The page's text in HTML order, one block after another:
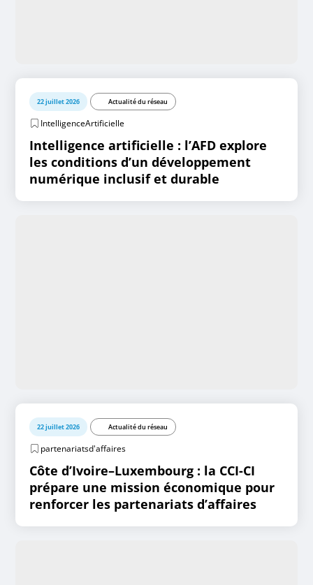
22 juillet 2026 Actualité du réseau
IntelligenceArtificielle
Intelligence artificielle : l’AFD explore
les conditions d’un développement
numérique inclusif et durable
22 juillet 2026 Actualité du réseau
partenariatsd'affaires
Côte d’Ivoire–Luxembourg : la CCI-CI
prépare une mission économique pour
renforcer les partenariats d’affaires